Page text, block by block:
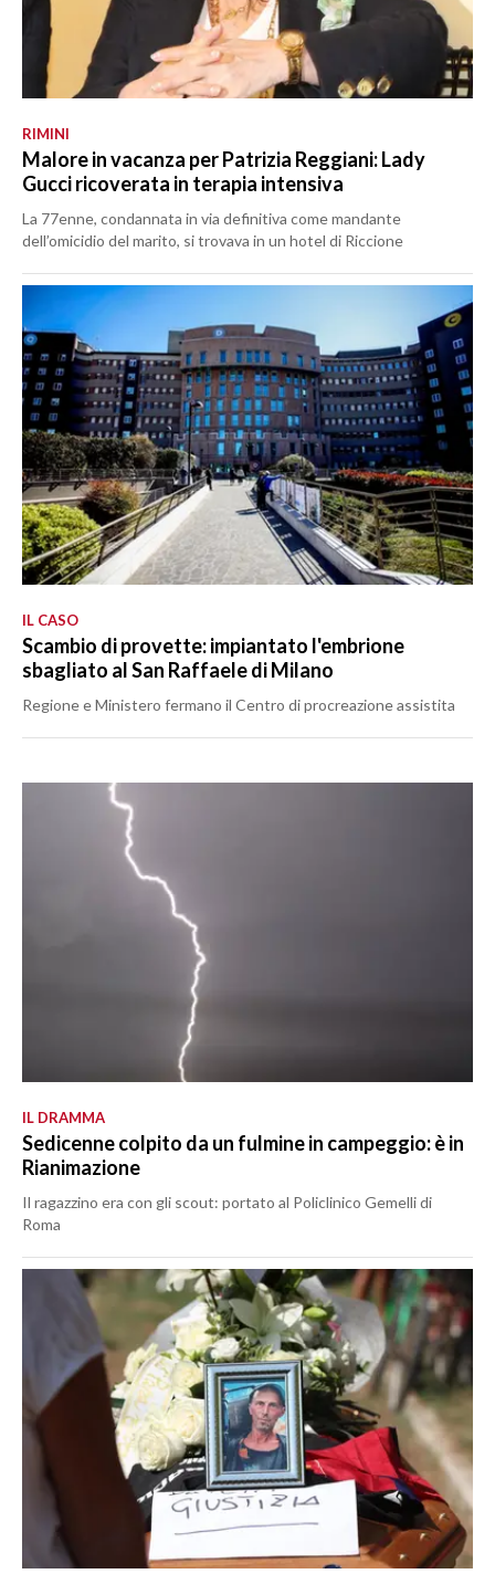
RIMINI
Malore in vacanza per Patrizia Reggiani: Lady
Gucci ricoverata in terapia intensiva
La 77enne, condannata in via definitiva come mandante
dell’omicidio del marito, si trovava in un hotel di Riccione
IL CASO
Scambio di provette: impiantato l'embrione
sbagliato al San Raffaele di Milano
Regione e Ministero fermano il Centro di procreazione assistita
IL DRAMMA
Sedicenne colpito da un fulmine in campeggio: è in
Rianimazione
Il ragazzino era con gli scout: portato al Policlinico Gemelli di
Roma